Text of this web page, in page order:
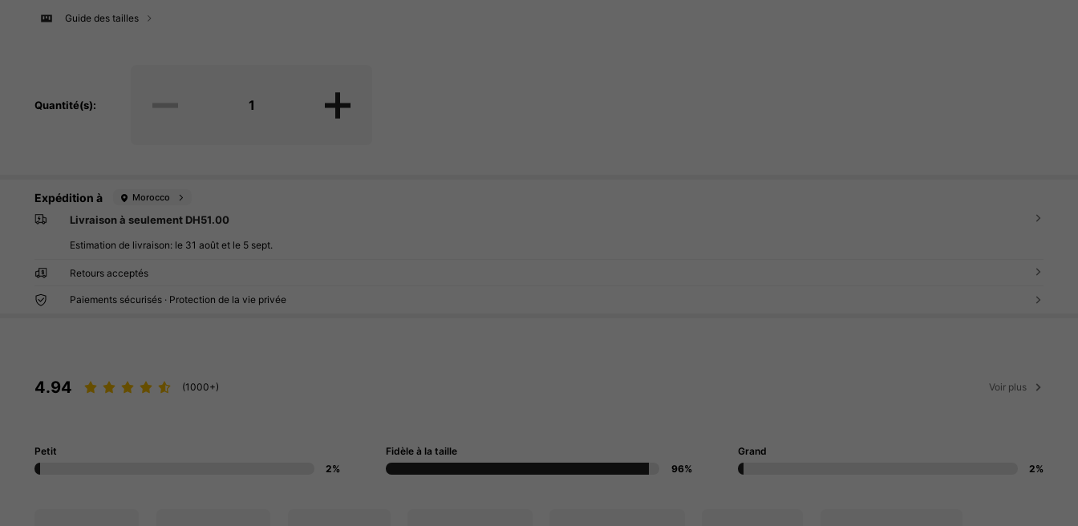
Guide des tailles
Quantité(s):
Expédition à Morocco
Livraison à seulement DH51.00
Estimation de livraison: le 31 août et le 5 sept.
Retours acceptés
Paiements sécurisés · Protection de la vie privée
4.94 (1000+) Voir plus
Petit
2%
Fidèle à la taille
96%
Grand
2%